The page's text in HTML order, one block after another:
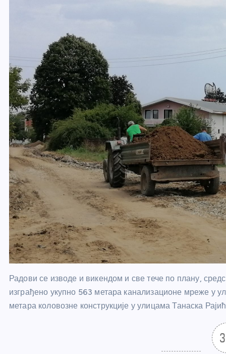
Радови се изводе и викендом и све тече по плану,
изграђено укупно 563 метара канализационе мреже у
метара коловозне конструкције у улицама Танаска